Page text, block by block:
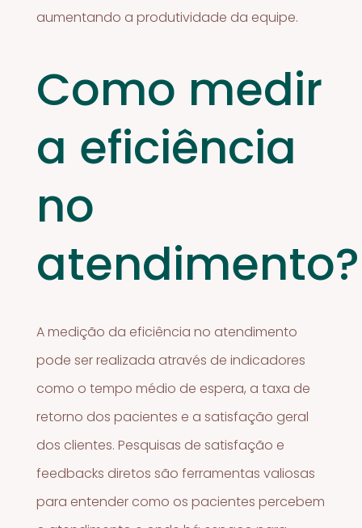
aumentando a produtividade da equipe.
Como medir
a eficiência
no
atendimento?
A medição da eficiência no atendimento
pode ser realizada através de indicadores
como o tempo médio de espera, a taxa de
retorno dos pacientes e a satisfação geral
dos clientes. Pesquisas de satisfação e
feedbacks diretos são ferramentas valiosas
para entender como os pacientes percebem